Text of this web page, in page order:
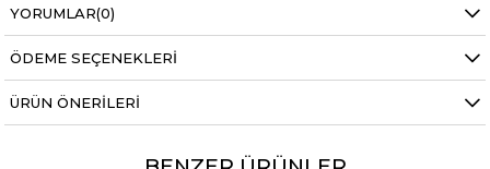
YORUMLAR(0)
ÖDEME SEÇENEKLERI
ÜRÜN ÖNERILERI